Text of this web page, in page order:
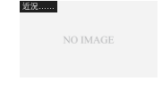
近況……